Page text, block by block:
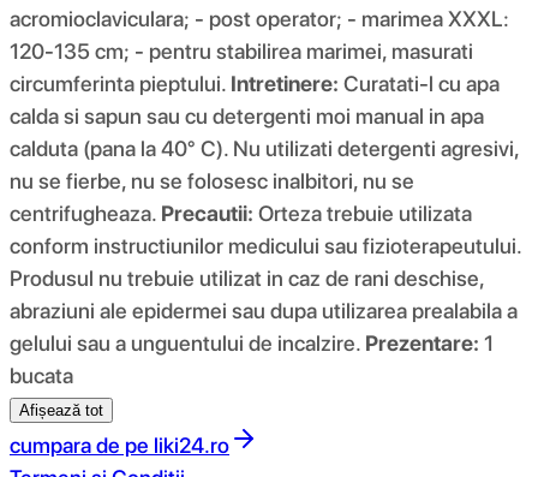
acromioclaviculara; - post operator; - marimea XXXL:
120-135 cm; - pentru stabilirea marimei, masurati
circumferinta pieptului. Intretinere: Curatati-l cu apa
calda si sapun sau cu detergenti moi manual in apa
calduta (pana la 40° C). Nu utilizati detergenti agresivi,
nu se fierbe, nu se folosesc inalbitori, nu se
centrifugheaza. Precautii: Orteza trebuie utilizata
conform instructiunilor medicului sau fizioterapeutului.
Produsul nu trebuie utilizat in caz de rani deschise,
abraziuni ale epidermei sau dupa utilizarea prealabila a
gelului sau a unguentului de incalzire. Prezentare: 1
bucata
Afișează tot
cumpara de pe liki24.ro